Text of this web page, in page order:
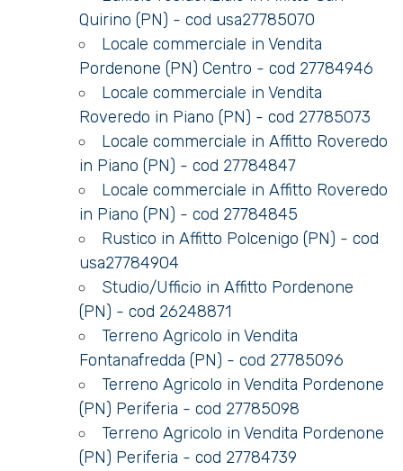
Quirino (PN) - cod usa27785070
Locale commerciale in Vendita
Pordenone (PN) Centro - cod 27784946
Locale commerciale in Vendita
Roveredo in Piano (PN) - cod 27785073
Locale commerciale in Affitto Roveredo
in Piano (PN) - cod 27784847
Locale commerciale in Affitto Roveredo
in Piano (PN) - cod 27784845
Rustico in Affitto Polcenigo (PN) - cod
usa27784904
Studio/Ufficio in Affitto Pordenone
(PN) - cod 26248871
Terreno Agricolo in Vendita
Fontanafredda (PN) - cod 27785096
Terreno Agricolo in Vendita Pordenone
(PN) Periferia - cod 27785098
Terreno Agricolo in Vendita Pordenone
(PN) Periferia - cod 27784739
opzioni
multiscelta
Giardino
Posto auto/Box